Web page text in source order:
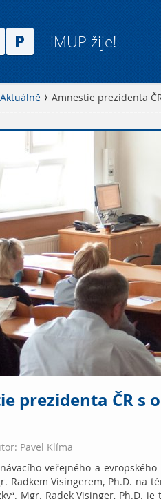
iMUP žije!
Aktuálně Amnestie prezidenta
prezidenta ČR s
Pavel Klíma
veřejného a
Radkem Visingerem, Ph.D. na
Mgr. Radek Visinger, Ph.D.